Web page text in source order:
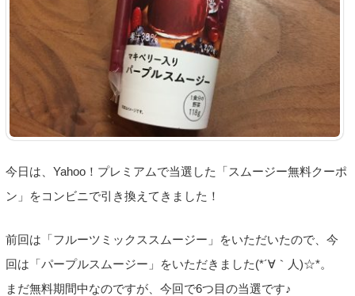
今日は、Yahoo！プレミアムで当選した「スムージー無料クーポ
ン」をコンビニで引き換えてきました！
前回は「フルーツミックススムージー」をいただいたので、今
回は「パープルスムージー」をいただきました(*´∀｀人)☆*。
まだ無料期間中なのですが、今回で6つ目の当選です♪